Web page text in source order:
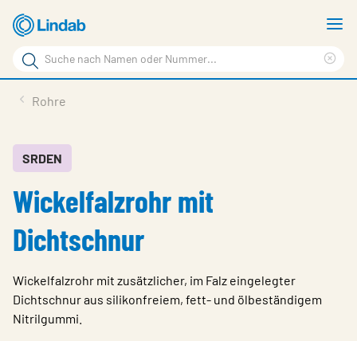
Zum
Hauptinhalt
springen
Suchbegriff
Seite
durchsuchen
Wissen & Service
Inspiration
Wähle Sprache
Germany - Ventilation
Rohre
SRDEN
Wickelfalzrohr mit
Dichtschnur
Wickelfalzrohr mit zusätzlicher, im Falz eingelegter
Dichtschnur aus silikonfreiem, fett- und ölbeständigem
Nitrilgummi.